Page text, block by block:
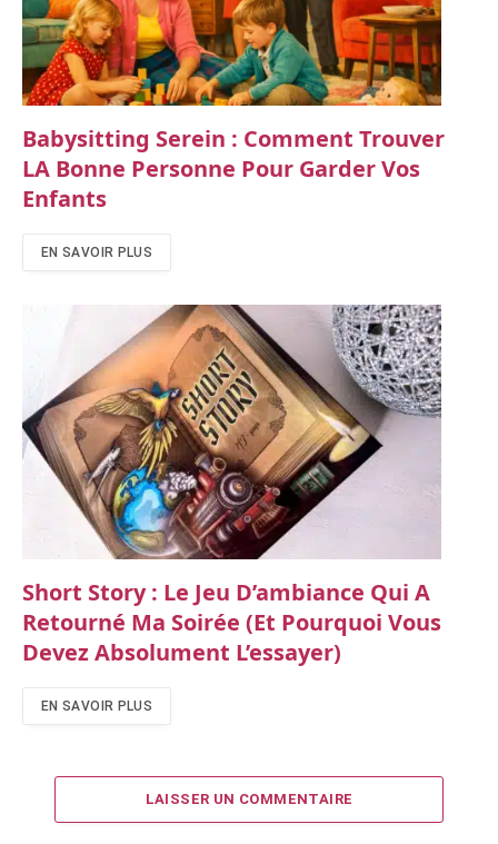
Babysitting Serein : Comment Trouver
LA Bonne Personne Pour Garder Vos
Enfants
EN SAVOIR PLUS
Short Story : Le Jeu D’ambiance Qui A
Retourné Ma Soirée (et Pourquoi Vous
Devez Absolument L’essayer)
EN SAVOIR PLUS
LAISSER UN COMMENTAIRE